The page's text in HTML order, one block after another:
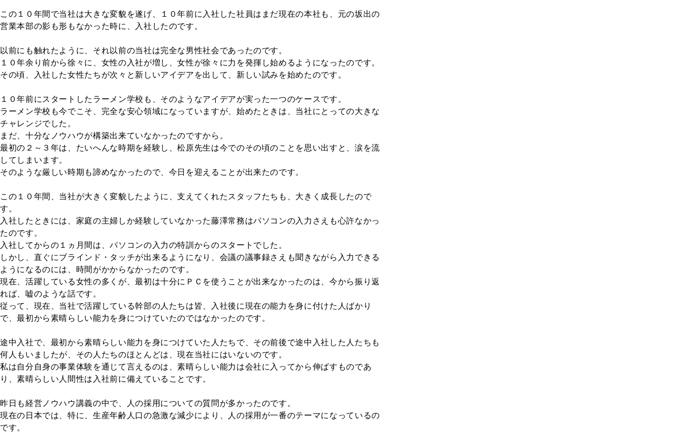
この１０年間で当社は大きな変貌を遂げ、１０年前に入社した社員はまだ現在の本社も、元の坂出の
営業本部の影も形もなかった時に、入社したのです。
以前にも触れたように、それ以前の当社は完全な男性社会であったのです。
１０年余り前から徐々に、女性の入社が増し、女性が徐々に力を発揮し始める ようになったのです。
その頃、入社した女性たちが次々と新しいアイデアを出して、新しい試みを始めたのです。
１０年前にスタートしたラーメン学校も、そのようなアイデアが実った一つのケースです。
ラーメン学校も今でこそ、完全な安心領域になっていますが、始めたときは、 当社にとっての大きな
チャレンジでした。
まだ、十分なノウハウが構築出来ていなかったのですから。
最初の２～３年は、たいへんな時期を経験し、松原先生は今でのその頃のこと を思い出すと、涙を流
してしまいます。
そのような厳しい時期も諦めなかったので、今日を迎えることが出来たのです。
この１０年間、当社が大きく変貌したように、支えてくれたスタッフたちも、 大きく成長したので
す。
入社したときには、家庭の主婦しか経験していなかった藤澤常務はパソコンの入力さえも心許なかっ
たのです。
入社してからの１ヵ月間は、パソコンの入力の特訓からのスタートでした。
しかし、直ぐにブラインド・タッチが出来るようになり、会議の議事録さえも聞きながら入力できる
ようになるのには、時間がかからなかったのです。
現在、活躍している女性の多くが、最初は十分にＰＣを使うことが出来なかったのは、今から振り返
れば、嘘のような話です。
従って、現在、当社で活躍している幹部の人たちは皆、入社後に現在の能力を身に付けた人ばかり
で、最初から素晴らしい能力を身につけていたのではなかったのです。
途中入社で、最初から素晴らしい能力を身につけていた人たちで、その前後で途中入社した人たちも
何人もいましたが、その人たちのほとんどは、現在当社にはいないのです。
私は自分自身の事業体験を通じて言えるのは、素晴らしい能力は会社に入ってから伸ばすものであ
り、素晴らしい人間性は入社前に備えていることです。
昨日も経営ノウハウ講義の中で、人の採用についての質問が多かったのです。
現在の日本では、特に、生産年齢人口の急激な減少により、人の採用が一番のテーマになっているの
です。